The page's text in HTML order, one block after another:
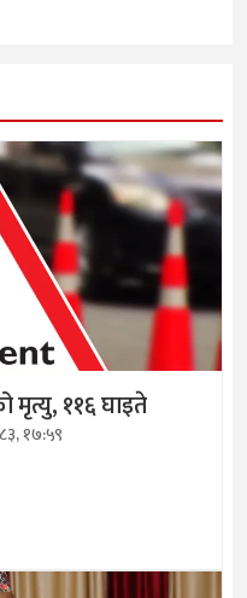
मृत्यु, ११६ घाइते
१७:५९